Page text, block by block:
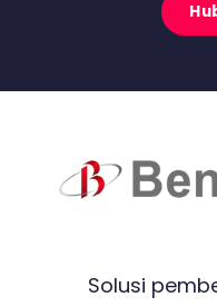
Solusi